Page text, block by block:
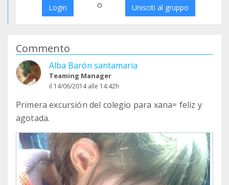
Login o Unisciti al gruppo
Commento
Alba Barón santamaria
Teaming Manager
il 14/06/2014 alle 14:42h
Primera excursión del colegio para xana= feliz y
agotada.